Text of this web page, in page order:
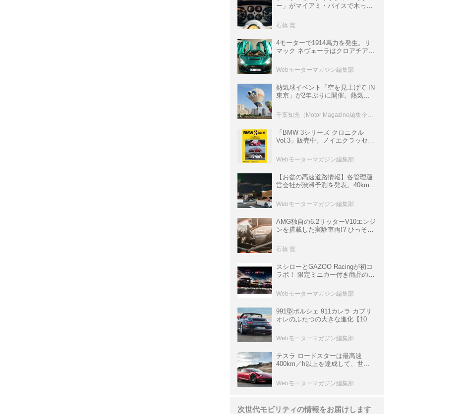
ー」がマイアミ・バイスで木っ端
サ」に化けた理由
石橋 寛
4モーターで1914馬力を発生。リ
マック ネヴェーラはクロアチア発
ロニクル・完全版／115】
Webモーターマガジン編集部
熱気球イベント「空を見上げて IN
東京」が2年ぶりに開催。熱気球
室などのコンテンツも
「BMW 3シリーズ クロニクル
Vol.3」販売中。ノイエクラッセか
ムック
Webモーターマガジン編集部
【お盆の高速道路情報】各管理運
営会社が渋滞予測を発表。40km以
数ある
Webモーターマガジン編集部
AMG独自の6.2リッターV10エンジ
ンを搭載した実験車両!? ひっそり
P900 プロトタイプ」とは
石橋 寛
スシローとGAZOO Racingが初コ
ラボ！ 限定ミニカー付き商品の
ト体験があたる抽選企画などを展
開
Webモーターマガジン編集部
991型ポルシェ 911カレラ カブリ
オレのふたつの大きな進化【10年
Webモーターマガジン編集部
テスラ ロードスターは最高速
400km／h以上を達成して、世界
ーカークロニクル・完全版／
113】
Webモーターマガジン編集部
次世代モビリティの情報をお届けします